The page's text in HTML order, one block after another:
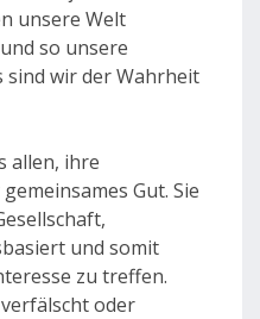
unsere Welt
so unsere
sind wir der Wahrheit
allen, ihre
Gut. Sie
und somit
zu treffen.
oder